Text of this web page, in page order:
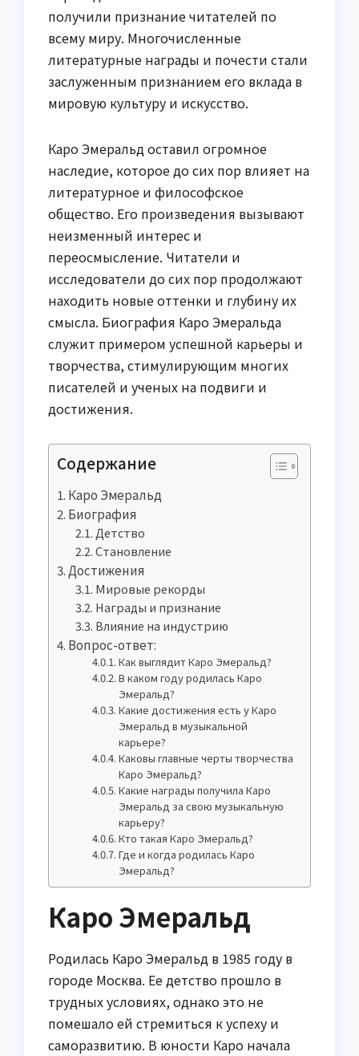
получили признание читателей по
всему миру. Многочисленные
литературные награды и почести стали
заслуженным признанием его вклада в
мировую культуру и искусство.
Каро Эмеральд оставил огромное
наследие, которое до сих пор влияет на
литературное и философское
общество. Его произведения вызывают
неизменный интерес и
переосмысление. Читатели и
исследователи до сих пор продолжают
находить новые оттенки и глубину их
смысла. Биография Каро Эмеральда
служит примером успешной карьеры и
творчества, стимулирующим многих
писателей и ученых на подвиги и
достижения.
Содержание
Каро Эмеральд
Биография
Детство
Становление
Достижения
Мировые рекорды
Награды и признание
Влияние на индустрию
Вопрос-ответ:
Как выглядит Каро Эмеральд?
В каком году родилась Каро
Эмеральд?
Какие достижения есть у Каро
Эмеральд в музыкальной
карьере?
Каковы главные черты творчества
Каро Эмеральд?
Какие награды получила Каро
Эмеральд за свою музыкальную
карьеру?
Кто такая Каро Эмеральд?
Где и когда родилась Каро
Эмеральд?
Каро Эмеральд
Родилась Каро Эмеральд в 1985 году в
городе Москва. Ее детство прошло в
трудных условиях, однако это не
помешало ей стремиться к успеху и
саморазвитию. В юности Каро начала